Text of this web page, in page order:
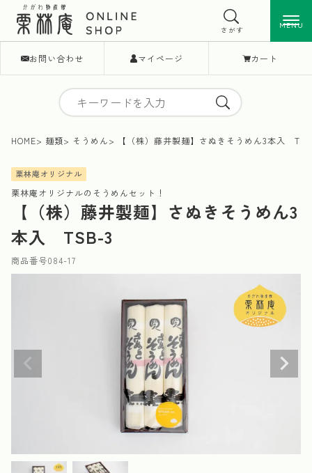
お問い合わせ マイページ カート
MENU
さがす MENU
HOME 麺類 そうめん 【（株）藤井製麺】さぬきそうめん3本入
栗林庵オリジナル
栗林庵オリジナルのそうめんセット！
【（株）藤井製麺】さぬきそうめん3
本入 TSB-3
商品番号084-17